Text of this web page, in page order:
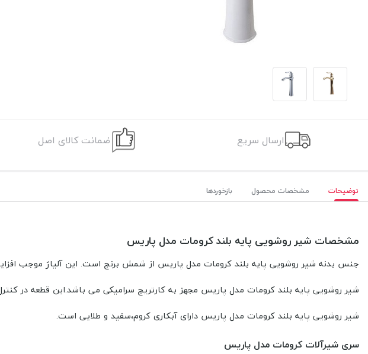
ارسال سریع ضمانت کالای اصل
توضیحات مشخصات محصول بازخوردها
مشخصات شیر روشویی پایه بلند کرومات مدل پاریس
جنس بدنه شیر روشویی پایه بلند کرومات مدل پاریس از شمش برنج است. این آلیاژ موجب
شیر روشویی پایه بلند کرومات مدل پاریس مجهز به کارتریج سرامیکی می باشد.این قطعه در
شیر روشویی پایه بلند کرومات مدل پاریس دارای آبکاری کروم،سفید و طلایی است.
سری شیرآلاتکرومات مدل پاریس